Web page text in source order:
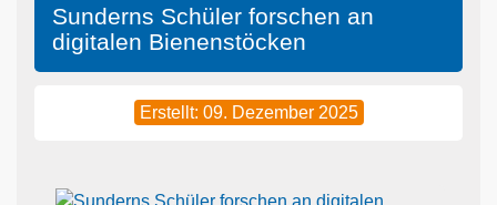
Sunderns Schüler forschen an
digitalen Bienenstöcken
Erstellt: 09. Dezember 2025